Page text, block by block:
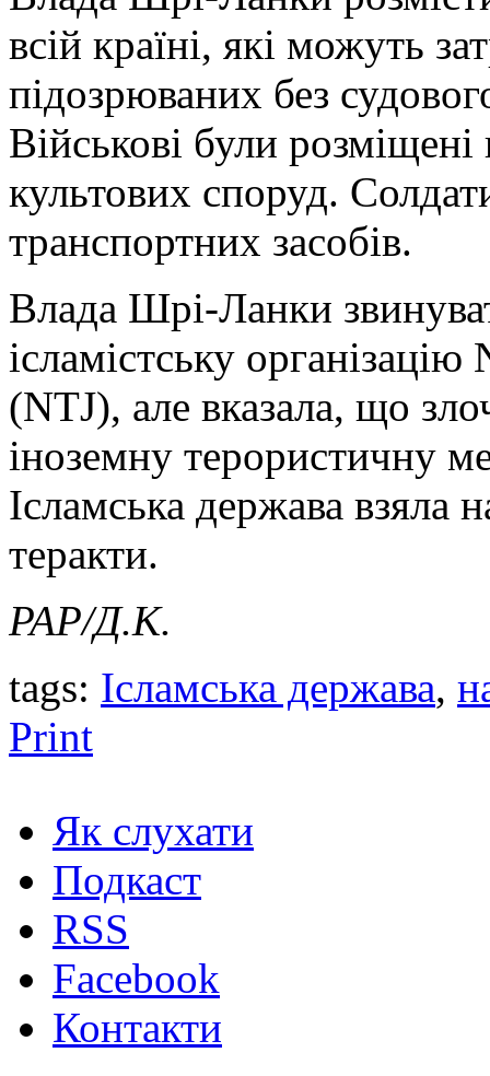
всій країні, які можуть
підозрюваних без
Військові були
культових споруд.
транспортних засобів.
Влада Шрі-Ланки
ісламістську
(NTJ), але вказала, що
іноземну терористичну
Ісламська держава взяла
теракти.
PAP/Д.К.
tags: Ісламська держава,
Print
Як слухати
Подкаст
RSS
Facebook
Контакти